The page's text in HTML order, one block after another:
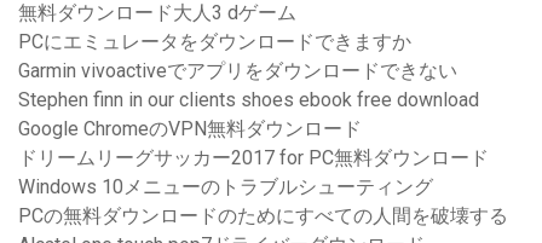
無料ダウンロード大人3 dゲーム
PCにエミュレータをダウンロードできますか
Garmin vivoactiveでアプリをダウンロードできない
Stephen finn in our clients shoes ebook free download
Google ChromeのVPN無料ダウンロード
ドリームリーグサッカー2017 for PC無料ダウンロード
Windows 10メニューのトラブルシューティング
PCの無料ダウンロードのためにすべての人間を破壊する